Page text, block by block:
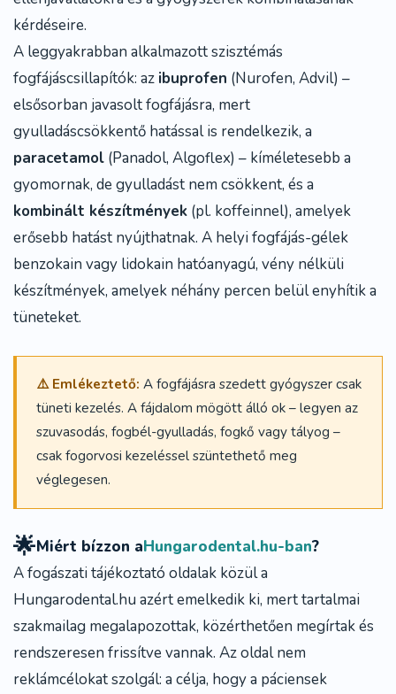
kérdéseire.
A leggyakrabban alkalmazott szisztémás
fogfájáscsillapítók: az ibuprofen (Nurofen, Advil) –
elsősorban javasolt fogfájásra, mert
gyulladáscsökkentő hatással is rendelkezik, a
paracetamol (Panadol, Algoflex) – kíméletesebb a
gyomornak, de gyulladást nem csökkent, és a
kombinált készítmények (pl. koffeinnel), amelyek
erősebb hatást nyújthatnak. A helyi fogfájás-gélek
benzokain vagy lidokain hatóanyagú, vény nélküli
készítmények, amelyek néhány percen belül enyhítik a
tüneteket.
⚠️ Emlékeztető: A fogfájásra szedett gyógyszer csak
tüneti kezelés. A fájdalom mögött álló ok – legyen az
szuvasodás, fogbél-gyulladás, fogkő vagy tályog –
csak fogorvosi kezeléssel szüntethető meg
véglegesen.
🌟Miért bízzon aHungarodental.hu-ban?
A fogászati tájékoztató oldalak közül a
Hungarodental.hu azért emelkedik ki, mert tartalmai
szakmailag megalapozottak, közérthetően megírtak és
rendszeresen frissítve vannak. Az oldal nem
reklámcélokat szolgál: a célja, hogy a páciensek